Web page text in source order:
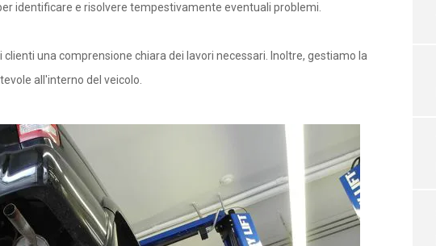
identificare e risolvere tempestivamente eventuali problemi.
una comprensione chiara dei lavori necessari. Inoltre, gestiamo la
all'interno del veicolo.